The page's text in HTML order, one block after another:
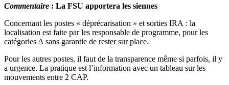
Commentaire : La FSU apportera les siennes
Concernant les postes « déprécarisation » et sorties IRA : la
localisation est faite par les responsable de programme, pour les
catégories A sans garantie de rester sur place.
Pour les autres postes, il faut de la transparence même si parfois, il y
a urgence. La pratique est l’information avec un tableau sur les
mouvements entre 2 CAP.